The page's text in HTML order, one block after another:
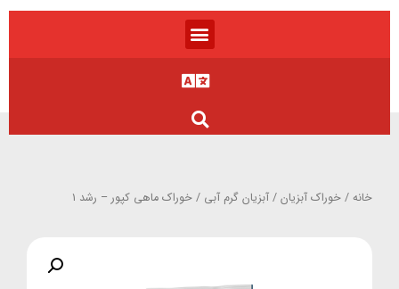
خانه/خوراک آبزیان/آبزیان گرم آبی/ خوراک ماهی کپور – رشد ۱